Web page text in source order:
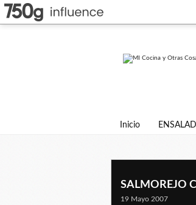
Inicio
SALMOREJO
19 Mayo 2007